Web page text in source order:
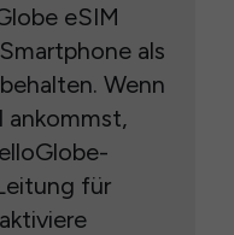
eSIM
als
Wenn
ankommst,
für